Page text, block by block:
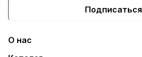
Подписаться
О нас